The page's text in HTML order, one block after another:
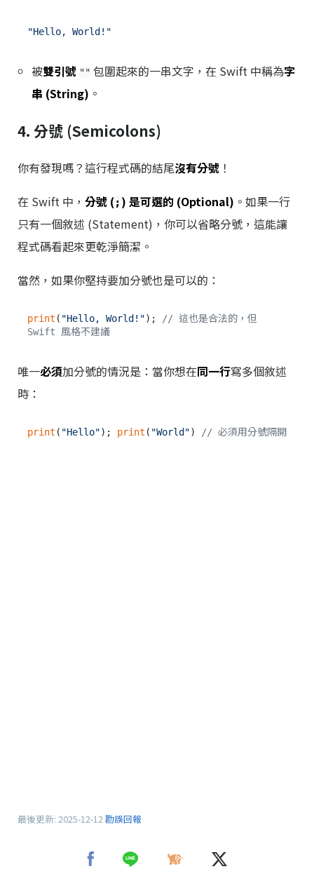
"Hello, World!"
被雙引號 "" 包圍起來的一串文字，在 Swift 中稱為字
串 (String) 。
4. 分號 (Semicolons)
你有發現嗎？這行程式碼的結尾沒有分號 ！
在 Swift 中， 分號 (; ) 是可選的 (Optional) 。如果一行
只有一個敘述 (Statement)，你可以省略分號，這能讓
程式碼看起來更乾淨簡潔。
當然，如果你堅持要加分號也是可以的：
print ( "Hello, World!");
// 這也是合法的，但
Swift 風格不建議
唯一必須加分號的情況是：當你想在同一行寫多個敘述
時：
print ( "Hello"); print ( "World") // 必須用分號隔開
最後更新: 2025-12-12勘誤回報